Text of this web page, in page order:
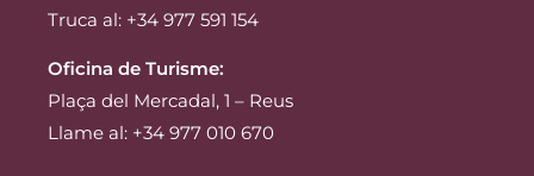
Truca al: +34 977 591 154
Oficina de Turisme:
Plaça del Mercadal, 1 – Reus
Llame al: +34 977 010 670